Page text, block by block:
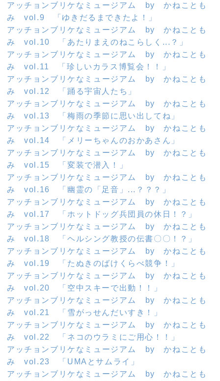
アッチョンブリケなミュージアム by かねことも
み vol.9 「ゆきだるまできたよ！」
アッチョンブリケなミュージアム by かねことも
み vol.10 「あたりまえのねこらしく...？」
アッチョンブリケなミュージアム by かねことも
み vol.11 「珍しいカラス博覧会！！」
アッチョンブリケなミュージアム by かねことも
み vol.12 「踊る宇宙人たち」
アッチョンブリケなミュージアム by かねことも
み vol.13 「梅雨の季節に思い出してね」
アッチョンブリケなミュージアム by かねことも
み vol.14 「メリーちゃんのおかあさん」
アッチョンブリケなミュージアム by かねことも
み vol.15 「変装で潜入！」
アッチョンブリケなミュージアム by かねことも
み vol.16 「幽霊の「足音」...？？？」
アッチョンブリケなミュージアム by かねことも
み vol.17 「ホットドッグ兵団員の休日！？」
アッチョンブリケなミュージアム by かねことも
み vol.18 「ヘルシング教授の伝書〇〇！？」
アッチョンブリケなミュージアム by かねことも
み vol.19 「たぬきのばけくらべ競争！」
アッチョンブリケなミュージアム by かねことも
み vol.20 「空中スキーで出動！！」
アッチョンブリケなミュージアム by かねことも
み vol.21 「雪がっせんだいすき！」
アッチョンブリケなミュージアム by かねことも
み vol.22 「ネコのウラミにご用心！！」
アッチョンブリケなミュージアム by かねことも
み vol.23 「UMAとサムライ」
アッチョンブリケなミュージアム by かねことも